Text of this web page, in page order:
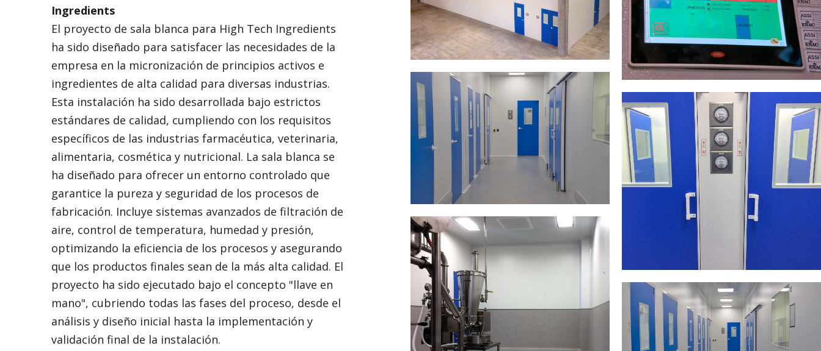
Ingredients
El proyecto de sala blanca para High Tech Ingredients
ha sido diseñado para satisfacer las necesidades de la
empresa en la micronización de principios activos e
ingredientes de alta calidad para diversas industrias.
Esta instalación ha sido desarrollada bajo estrictos
estándares de calidad, cumpliendo con los requisitos
específicos de las industrias farmacéutica, veterinaria,
alimentaria, cosmética y nutricional. La sala blanca se
ha diseñado para ofrecer un entorno controlado que
garantice la pureza y seguridad de los procesos de
fabricación. Incluye sistemas avanzados de filtración de
aire, control de temperatura, humedad y presión,
optimizando la eficiencia de los procesos y asegurando
que los productos finales sean de la más alta calidad. El
proyecto ha sido ejecutado bajo el concepto "llave en
mano", cubriendo todas las fases del proceso, desde el
análisis y diseño inicial hasta la implementación y
validación final de la instalación.